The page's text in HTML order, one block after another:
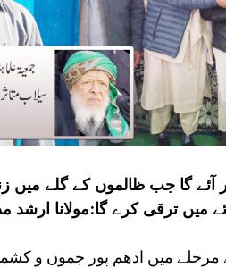
آئے گا جب ظالموں کے گلے میں
میں ترقی کرے گا:مولانا ارشد